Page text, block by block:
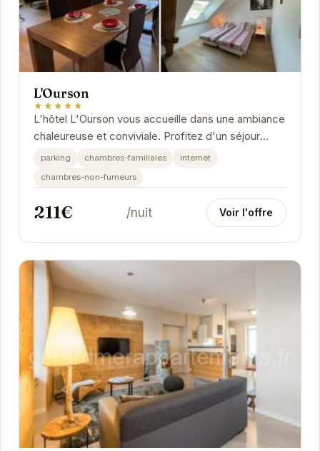
L'Ourson
★★★★★
L'hôtel L'Ourson vous accueille dans une ambiance
chaleureuse et conviviale. Profitez d'un séjour
relaxant dans des chambres confortables et bien...
parking chambres-familiales
internet
chambres-non-fumeurs
211€ /nuit Voir l'offre